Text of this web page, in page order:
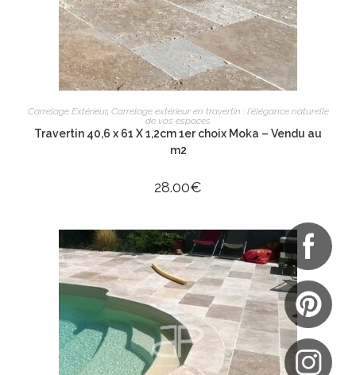
AJOUTER AU PANIER
Carrelage Extérieur, Carrelage extérieur en travertin : l'élégance naturelle
de vos espaces
Travertin 40,6 x 61 X 1,2cm 1er choix Moka – Vendu au
m2
28.00€